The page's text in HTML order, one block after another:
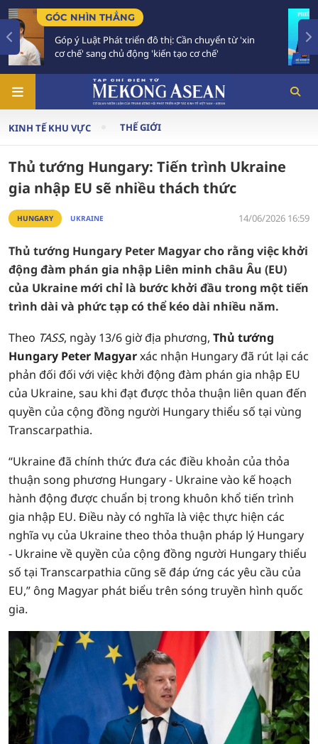
từ 'xin
chế'
Bế mạc Hội nghị Ngoại giao 33: Đối
vào giai đoạn hành động mới
KINH TẾ KHU VỰC THẾ GIỚI
Thủ tướng Hungary: Tiến trình Ukraine
gia nhập EU sẽ nhiều thách thức
HUNGARY UKRAINE 14/06/2026 16:59
Thủ tướng Hungary Peter Magyar cho rằng việc khởi
động đàm phán gia nhập Liên minh châu Âu (EU)
của Ukraine mới chỉ là bước khởi đầu trong một tiến
trình dài và phức tạp có thể kéo dài nhiều năm.
Theo TASS, ngày 13/6 giờ địa phương, Thủ tướng
Hungary Peter Magyarxác nhận Hungary đã rút lại các
phản đối đối với việc khởi động đàm phán gia nhập EU
của Ukraine, sau khi đạt được thỏa thuận liên quan đến
quyền của cộng đồng người Hungary thiểu số tại vùng
Transcarpathia.
“Ukraine đã chính thức đưa các điều khoản của thỏa
thuận song phương Hungary - Ukraine vào kế hoạch
hành động được chuẩn bị trong khuôn khổ tiến trình
gia nhập EU. Điều này có nghĩa là việc thực hiện các
nghĩa vụ của Ukraine theo thỏa thuận pháp lý Hungary
- Ukraine về quyền của cộng đồng người Hungary thiểu
số tại Transcarpathia cũng sẽ đáp ứng các yêu cầu của
EU,” ông Magyar phát biểu trên sóng truyền hình quốc
gia.